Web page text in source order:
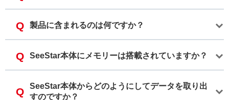
製品に含まれるのは何ですか？
SeeStar本体にメモリーは搭載されていますか？
SeeStar本体からどのようにしてデータを取り出
すのですか？